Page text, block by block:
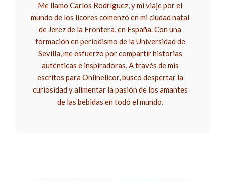
Me llamo Carlos Rodríguez, y mi viaje por el
mundo de los licores comenzó en mi ciudad natal
de Jerez de la Frontera, en España. Con una
formación en periodismo de la Universidad de
Sevilla, me esfuerzo por compartir historias
auténticas e inspiradoras. A través de mis
escritos para Onlinelicor, busco despertar la
curiosidad y alimentar la pasión de los amantes
de las bebidas en todo el mundo.